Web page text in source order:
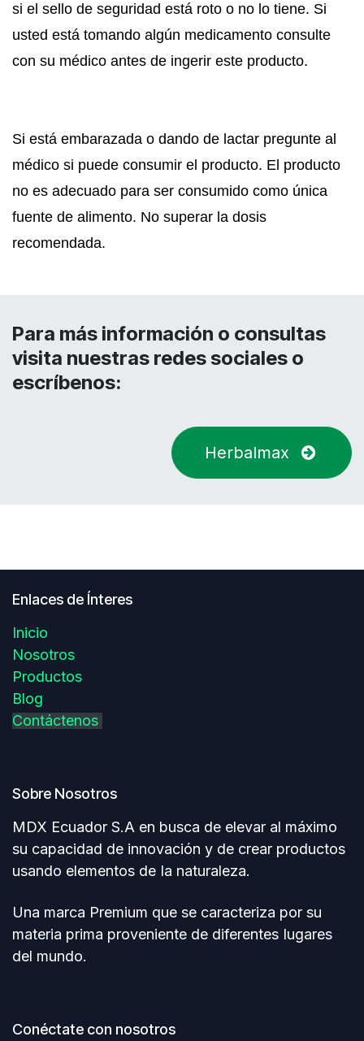
si el sello de seguridad está roto o no lo tiene. Si
usted está tomando algún medicamento consulte
con su médico antes de ingerir este producto.
Si está embarazada o dando de lactar pregunte al
médico si puede consumir el producto. El producto
no es adecuado para ser consumido como única
fuente de alimento. No superar la dosis
recomendada.
Para más información o consultas
visita nuestras redes sociales o
escríbenos:
Herbalmax
Enlaces de Ínteres
Inicio
Nosotros
Productos
Blog
Contáctenos
Sobre Nosotros
MDX Ecuador S.A en busca de elevar al máximo
su capacidad de innovación y de crear productos
usando elementos de Ia naturaleza.
Una marca Premium que se caracteriza por su
materia prima proveniente de diferentes Iugares
del mundo.
Conéctate con nosotros